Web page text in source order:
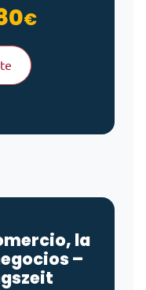
€Rango
la
–